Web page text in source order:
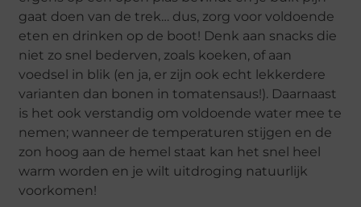
gaat doen van de trek… dus, zorg voor voldoende
eten en drinken op de boot! Denk aan snacks die
niet zo snel bederven, zoals koeken, of aan
voedsel in blik (en ja, er zijn ook echt lekkerdere
varianten dan bonen in tomatensaus!). Daarnaast
is het ook verstandig om voldoende water mee te
nemen; wanneer de temperaturen stijgen en de
zon hoog aan de hemel staat kan het snel heel
warm worden en je wilt uitdroging natuurlijk
voorkomen!